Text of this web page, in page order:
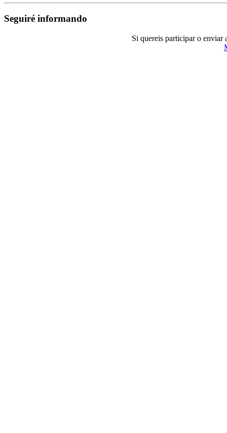
Seguiré informando
Si quereis participar o enviar